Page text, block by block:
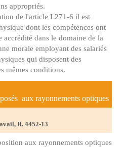
appropriés.
de l'article L271-6 il est
dont les compétences ont
accrédité dans le domaine de la
morale employant des salariés
qui disposent des
mêmes conditions.
aux rayonnements optiques
R. 4452-13
aux rayonnements optiques